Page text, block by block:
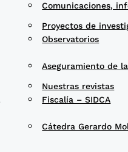
Comunicaciones,
Aseguramiento de
Cátedra Gerardo
Observatorios
Fiscalía – SIDCA
Proyectos de
Nuestras revistas